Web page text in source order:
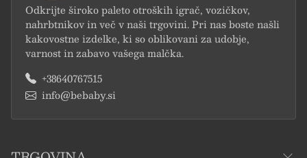
NAD 50€, BREZPLAČNA
DARILA, INOVATIVEN
DIZAJN, VARNO IN
Odkrijte široko paleto otroških igrač, vozičkov,
nahrbtnikov in več v naši trgovini. Pri nas boste našli
kakovostne izdelke, ki so oblikovani za udobje,
varnost in zabavo vašega malčka.
+38640767515
info@bebaby.si